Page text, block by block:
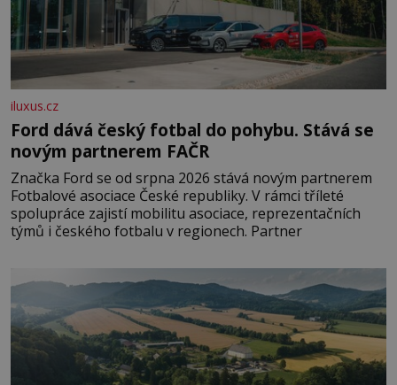
iluxus.cz
Ford dává český fotbal do pohybu. Stává se
novým partnerem FAČR
Značka Ford se od srpna 2026 stává novým partnerem
Fotbalové asociace České republiky. V rámci tříleté
spolupráce zajistí mobilitu asociace, reprezentačních
týmů i českého fotbalu v regionech. Partner